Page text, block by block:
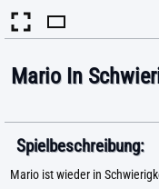
Mario In
Spielbeschreibung:
Mario ist wieder in